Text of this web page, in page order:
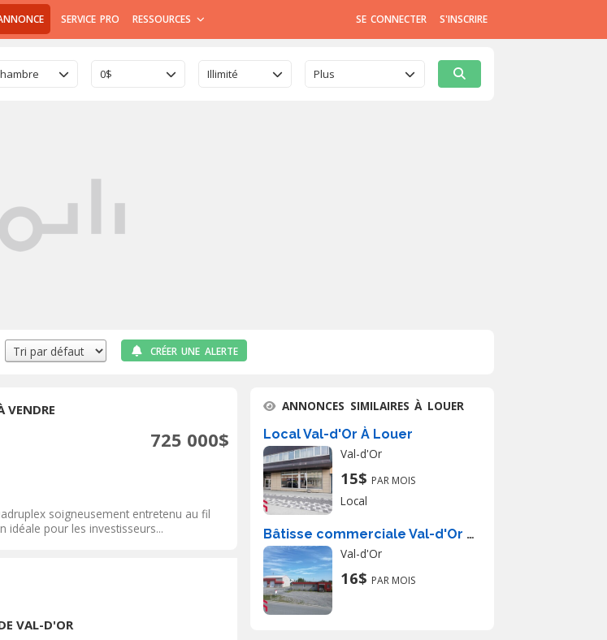
SERVICE PRO RESSOURCES SE CONNECTER S'INSCRIRE
0$ Illimité Plus
CRÉER UNE ALERTE
VENDRE
725 000$
soigneusement entretenu au fil
idéale pour les investisseurs...
VAL-D'OR
ANNONCES SIMILAIRES À LOUER
Local Val-d'Or À Louer
Val-d'Or
15$ PAR MOIS
Local
Bâtisse commerciale Val-d'Or À Louer
Val-d'Or
16$ PAR MOIS